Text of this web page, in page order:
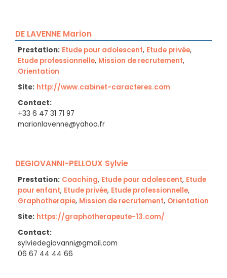
DE LAVENNE Marion
Prestation: Etude pour adolescent, Etude privée,
Etude professionnelle, Mission de recrutement,
Orientation
Site: http://www.cabinet-caracteres.com
Contact:
+33 6 47 31 71 97
marionlavenne@yahoo.fr
DEGIOVANNI-PELLOUX Sylvie
Prestation: Coaching, Etude pour adolescent, Etude
pour enfant, Etude privée, Etude professionnelle,
Graphotherapie, Mission de recrutement, Orientation
Site: https://graphotherapeute-13.com/
Contact:
sylviedegiovanni@gmail.com
06 67 44 44 66